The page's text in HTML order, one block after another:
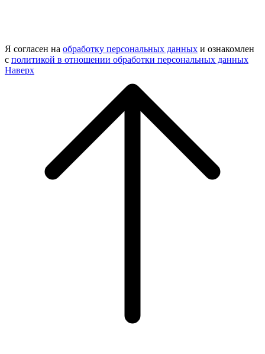
Я согласен на обработку персональных данных и ознакомлен
с политикой в отношении обработки персональных данных
Наверх